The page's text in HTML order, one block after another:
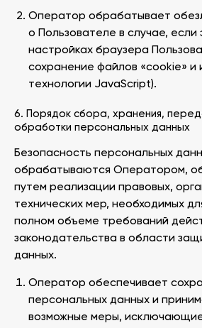
Оператор обрабатывает
о Пользователе в случае,
настройках браузера
сохранение файлов «cookie» и
технологии JavaScript).
6. Порядок сбора, хранения,
обработки персональных данных
Безопасность персональных
обрабатываются Оператором,
путем реализации правовых,
технических мер, необходимых
полном объеме требований
законодательства в области
данных.
Оператор обеспечивает
персональных данных и
возможные меры,